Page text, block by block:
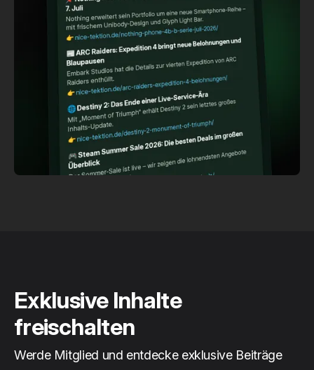
Exklusive Inhalte
freischalten
Werde Mitglied und entdecke exklusive Beiträge